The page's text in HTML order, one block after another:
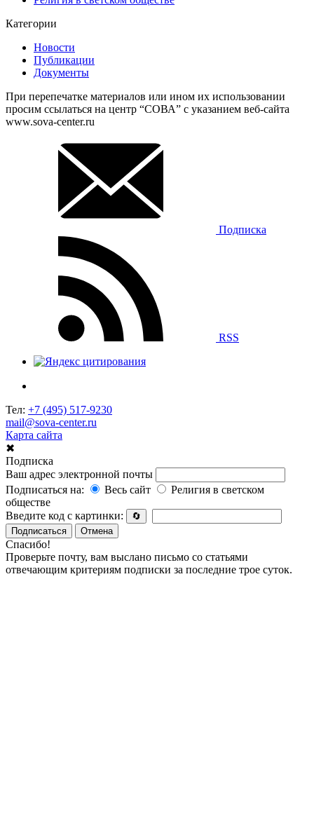
Категории
Новости
Публикации
Документы
При перепечатке материалов или ином их использовании
просим ссылаться на центр “СОВА” с указанием веб-сайта
www.sova-center.ru
Подписка
RSS
Тел: +7 (495) 517-9230
mail@sova-center.ru
Карта сайта
✖
Подписка
Ваш адрес электронной почты
Подписаться на:
Весь сайт
Религия в светском
обществе
Введите код с картинки:
🔄
Подписаться
Отмена
Спасибо!
Проверьте почту, вам выслано письмо со статьями
отвечающим критериям подписки за последние трое суток.